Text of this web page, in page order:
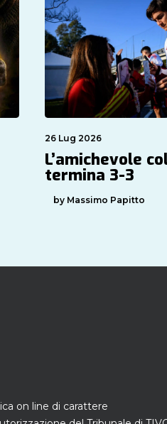
26 Lug 2026
L’amichevole
termina 3-3
by Massimo Papitto
on line di carattere